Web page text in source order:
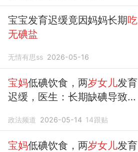
宝宝发育迟缓竟因妈妈长期吃
无碘盐
无情有思ss 2026-05-16
宝妈低碘饮食，两岁女儿发育
迟缓，医生：长期缺碘导致甲
政法频道 2026-05-14 14跟贴
宝妈低碘饮食，两岁女儿发育